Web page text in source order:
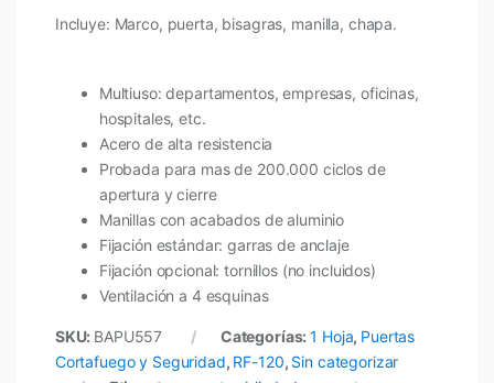
Incluye: Marco, puerta, bisagras, manilla, chapa.
Multiuso: departamentos, empresas, oficinas,
hospitales, etc.
Acero de alta resistencia
Probada para mas de 200.000 ciclos de
apertura y cierre
Manillas con acabados de aluminio
Fijación estándar: garras de anclaje
Fijación opcional: tornillos (no incluidos)
Ventilación a 4 esquinas
SKU: BAPU557 Categorías:1 Hoja, Puertas
Cortafuego y Seguridad, RF-120, Sin categorizar